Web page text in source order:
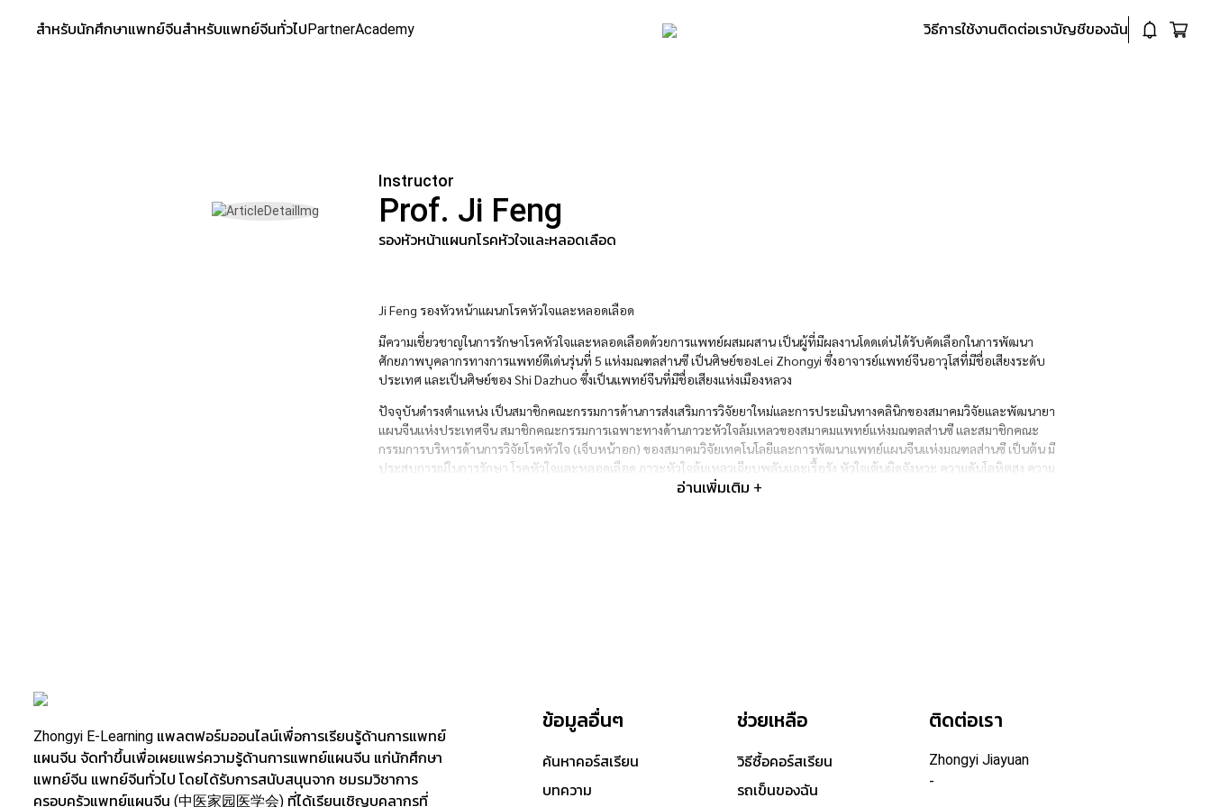
สำหรับนักศึกษาแพทย์จีนสำหรับแพทย์จีนทั่วไปPartnerAcademy วิธีการใช้งานติดต่อเราบัญชีของฉัน
Instructor
Prof. Ji Feng
รองหัวหน้าแผนกโรคหัวใจและหลอดเลือด
Ji Feng รองหัวหน้าแผนกโรคหัวใจและหลอดเลือด
มีความเชี่ยวชาญในการรักษาโรคหัวใจและหลอดเลือดด้วยการแพทย์ผสมผสาน เป็นผู้ที่มีผลงานโดดเด่นได้รับคัดเลือกในการพัฒนา
ศักยภาพบุคลากรทางการแพทย์ดีเด่นรุ่นที่ 5 แห่งมณฑลส่านซี เป็นศิษย์ของLei Zhongyi ซึ่งอาจารย์แพทย์จีนอาวุโสที่มีชื่อเสียงระดับ
ประเทศ และเป็นศิษย์ของ Shi Dazhuo ซึ่งเป็นแพทย์จีนที่มีชื่อเสียงแห่งเมืองหลวง
ปัจจุบันดำรงตำแหน่ง เป็นสมาชิกคณะกรรมการด้านการส่งเสริมการวิจัยยาใหม่และการประเมินทางคลินิกของสมาคมวิจัยและพัฒนายา
แผนจีนแห่งประเทศจีน สมาชิกคณะกรรมการเฉพาะทางด้านภาวะหัวใจล้มเหลวของสมาคมแพทย์แห่งมณฑลส่านซี และสมาชิกคณะ
กรรมการบริหารด้านการวิจัยโรคหัวใจ (เจ็บหน้าอก) ของสมาคมวิจัยเทคโนโลยีและการพัฒนาแพทย์แผนจีนแห่งมณฑลส่านซี เป็นต้น มี
ประสบการณ์ในการรักษา โรคหัวใจและหลอดเลือด ภาวะหัวใจล้มเหลวเฉียบพลันและเรื้อรัง หัวใจเต้นผิดจังหวะ ความดันโลหิตสูง ความ
ดันโลหิตสูงในปอด เส้นเลือดอุดตันในปอด และโรคหัวใจและหลอดเลือดอื่นๆ
อ่านเพิ่มเติม +
Zhongyi E-Learning แพลตฟอร์มออนไลน์เพื่อการเรียนรู้ด้านการแพทย์
แผนจีน จัดทำขึ้นเพื่อเผยแพร่ความรู้ด้านการแพทย์แผนจีน แก่นักศึกษา
แพทย์จีน แพทย์จีนทั่วไป โดยได้รับการสนับสนุนจาก ชมรมวิชาการ
ครอบครัวแพทย์แผนจีน (中医家园医学会) ที่ได้เรียนเชิญบุคลากรที่
ข้อมูลอื่นๆ
ค้นหาคอร์สเรียน
บทความ
ช่วยเหลือ
วิธีซื้อคอร์สเรียน
รถเข็นของฉัน
ติดต่อเรา
Zhongyi Jiayuan
-